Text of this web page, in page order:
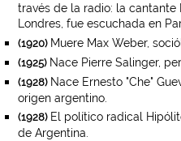
través de la radio: la
Londres, fue escuchada en
(1920)Muere Max Weber,
(1925)Nace Pierre Salinger,
(1928)Nace Ernesto "Che"
origen argentino.
(1928)El político radical
de Argentina.